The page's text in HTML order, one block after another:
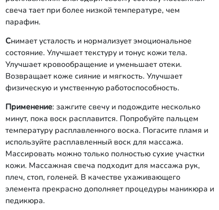
свеча тает при более низкой температуре, чем
парафин.
Снимает усталость и нормализует эмоциональное
состояние. Улучшает текстуру и тонус кожи тела.
Улучшает кровообращение и уменьшает отеки.
Возвращает коже сияние и мягкость. Улучшает
физическую и умственную работоспособность.
Применение: зажгите свечу и подождите несколько
минут, пока воск расплавится. Попробуйте пальцем
температуру расплавленного воска. Погасите пламя и
используйте расплавленный воск для массажа.
Массировать можно только полностью сухие участки
кожи. Массажная свеча подходит для массажа рук,
плеч, стоп, голеней. В качестве ухаживающего
элемента прекрасно дополняет процедуры маникюра и
педикюра.